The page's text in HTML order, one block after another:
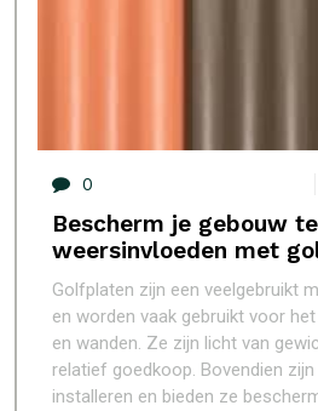
0
Bescherm je gebouw
weersinvloeden met
Golfplaten zijn een veelgebruikt
en worden vaak gebruikt voor
en wanden. Ze zijn licht van
relatief goedkoop. Bovendien
installeren en bieden ze